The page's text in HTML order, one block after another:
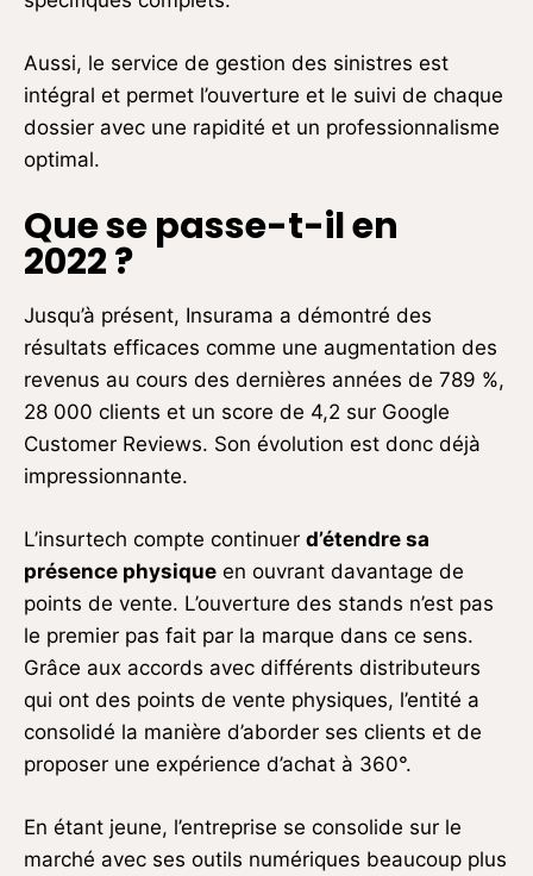
Aussi, le service de gestion des sinistres est
intégral et permet l’ouverture et le suivi de chaque
dossier avec une rapidité et un professionnalisme
optimal.
Que se passe-t-il en
2022 ?
Jusqu’à présent, Insurama a démontré des
résultats efficaces comme une augmentation des
revenus au cours des dernières années de 789 %,
28 000 clients et un score de 4,2 sur Google
Customer Reviews. Son évolution est donc déjà
impressionnante.
L’insurtech compte continuer d’étendre sa
présence physique en ouvrant davantage de
points de vente. L’ouverture des stands n’est pas
le premier pas fait par la marque dans ce sens.
Grâce aux accords avec différents distributeurs
qui ont des points de vente physiques, l’entité a
consolidé la manière d’aborder ses clients et de
proposer une expérience d’achat à 360°.
En étant jeune, l’entreprise se consolide sur le
marché avec ses outils numériques beaucoup plus